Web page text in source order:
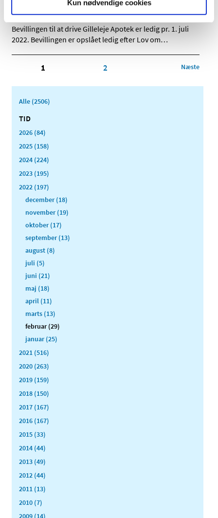
Kun nødvendige cookies
Ledig bevilling til Gilleleje Apotek
|9. februar 2022|
Bevillingen til at drive Gilleleje Apotek er ledig pr. 1. juli
2022. Bevillingen er opslået ledig efter Lov om…
1 2 Næste
Alle (2506)
TID
2026 (84)
2025 (158)
2024 (224)
2023 (195)
2022 (197)
december (18)
november (19)
oktober (17)
september (13)
august (8)
juli (5)
juni (21)
maj (18)
april (11)
marts (13)
februar (29)
januar (25)
2021 (516)
2020 (263)
2019 (159)
2018 (150)
2017 (167)
2016 (167)
2015 (33)
2014 (44)
2013 (49)
2012 (44)
2011 (13)
2010 (7)
2009 (14)